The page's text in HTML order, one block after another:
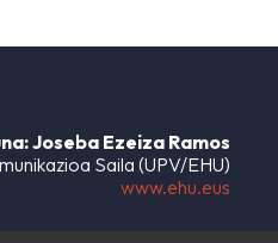
Joseba Ezeiza Ramos
Saila (UPV/EHU)
www.ehu.eus